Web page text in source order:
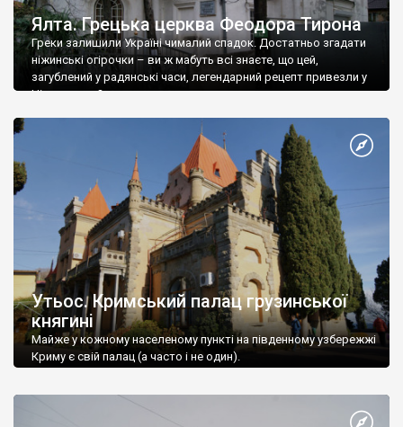
Ялта. Грецька церква Феодора Тирона
Греки залишили Україні чималий спадок. Достатньо згадати
ніжинські огірочки – ви ж мабуть всі знаєте, що цей,
загублений у радянські часи, легендарний рецепт привезли у
Ніжин греки?
Утьос. Кримський палац грузинської
княгині
Майже у кожному населеному пункті на південному узбережжі
Криму є свій палац (а часто і не один).